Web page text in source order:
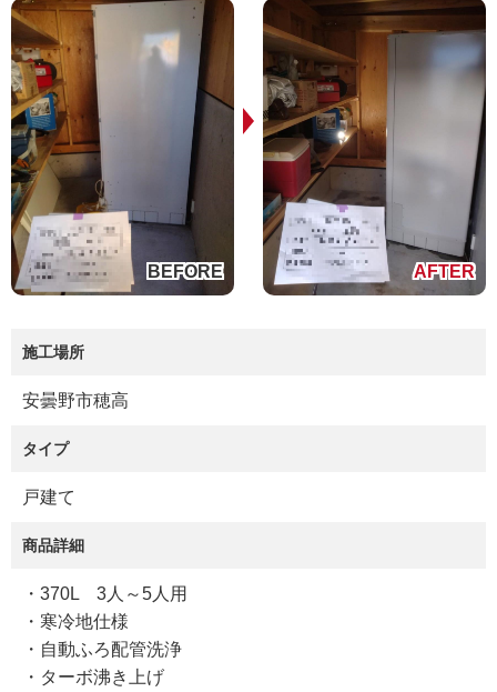
施工場所
安曇野市穂高
タイプ
戸建て
商品詳細
・370L 3人～5人用
・寒冷地仕様
・自動ふろ配管洗浄
・ターボ沸き上げ